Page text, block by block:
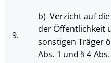
9.
b) Verzicht auf
der Öffentlichkeit
sonstigen Träger
Abs. 1 und § 4